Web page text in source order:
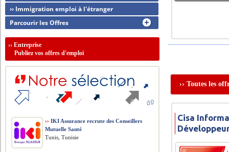
›› Toutes les
Cisa
›› Immigration emploi à l'étranger
Parcourir les Offres
››Entreprise
Publiez vos offres d'emploi
›› IKI Assurance recrute des Conseillers
Mutuelle Santé
Tunis, Tunisie